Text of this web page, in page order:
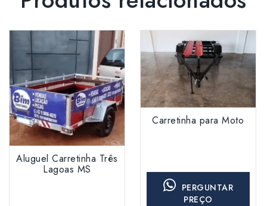
Aluguel Carretinha Três
Lagoas MS
Carretinha para Moto
PERGUNTAR
PREÇO